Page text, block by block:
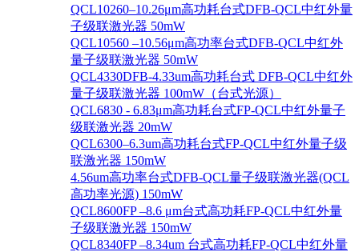
QCL10260–10.26μm高功耗台式DFB-QCL中红外量
子级联激光器 50mW
QCL10560 –10.56μm高功率台式DFB-QCL中红外
量子级联激光器 50mW
QCL4330DFB-4.33um高功耗台式 DFB-QCL中红外
量子级联激光器 100mW（台式光源）
QCL6830 - 6.83μm高功耗台式FP-QCL中红外量子
级联激光器 20mW
QCL6300–6.3um高功耗台式FP-QCL中红外量子级
联激光器 150mW
4.56um高功率台式DFB-QCL量子级联激光器(QCL
高功率光源) 150mW
QCL8600FP –8.6 μm台式高功耗FP-QCL中红外量
子级联激光器 150mW
QCL8340FP –8.34um 台式高功耗FP-QCL中红外量